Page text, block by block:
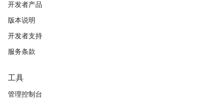
开发者产品
版本说明
开发者支持
服务条款
工具
管理控制台